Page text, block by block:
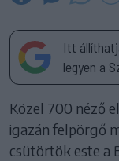
Itt
legyen a
Közel 700 néző
igazán felpörgő
csütörtök este a